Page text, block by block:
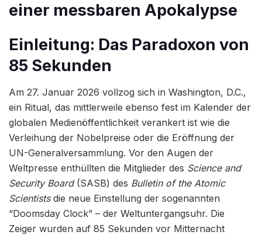
einer messbaren Apokalypse
Einleitung: Das Paradoxon von
85 Sekunden
Am 27. Januar 2026 vollzog sich in Washington, D.C.,
ein Ritual, das mittlerweile ebenso fest im Kalender der
globalen Medienöffentlichkeit verankert ist wie die
Verleihung der Nobelpreise oder die Eröffnung der
UN-Generalversammlung. Vor den Augen der
Weltpresse enthüllten die Mitglieder des Science and
Security Board(SASB) des Bulletin of the Atomic
Scientistsdie neue Einstellung der sogenannten
“Doomsday Clock” – der Weltuntergangsuhr. Die
Zeiger wurden auf 85 Sekunden vor Mitternacht